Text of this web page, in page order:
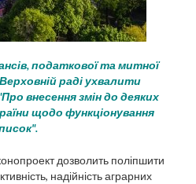
податкової та митної
раді ухвалити
внесення змін до деяких
щодо функціонування
дозволить поліпшити
надійність аграрних